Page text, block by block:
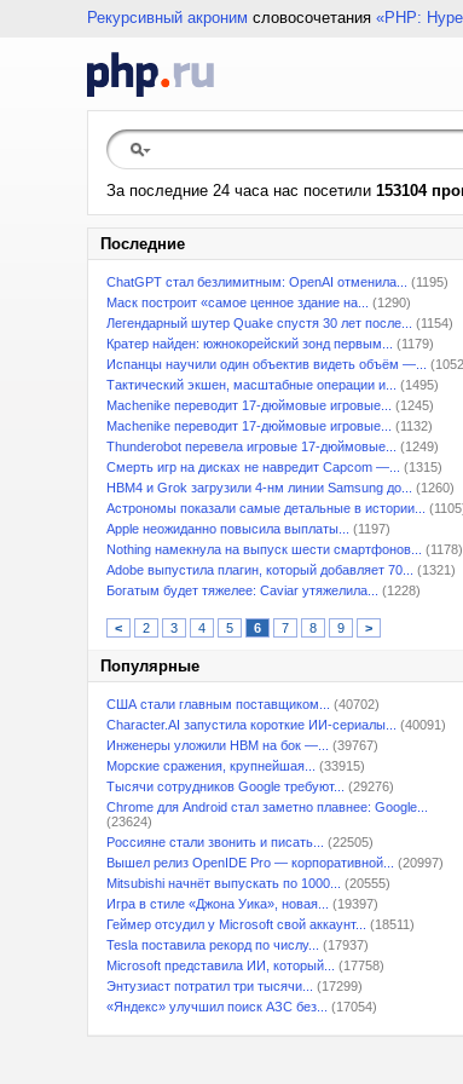
Рекурсивный акроним словосочетания «PHP:
За последние 24 часа нас посетили 153104
Последние
ChatGPT стал безлимитным: OpenAI отменила...
(1195)
Маск построит «самое ценное здание на...
(1290)
Легендарный шутер Quake спустя 30 лет после...
(1154)
Кратер найден: южнокорейский зонд первым...
(1179)
Испанцы научили один объектив видеть объём —...
Тактический экшен, масштабные операции и...
(1495)
Machenike переводит 17-дюймовые игровые...
(1245)
Machenike переводит 17-дюймовые игровые...
(1132)
Thunderobot перевела игровые 17-дюймовые...
(1249)
Смерть игр на дисках не навредит Capcom —...
(1315)
HBM4 и Grok загрузили 4-нм линии Samsung до...
(1260)
Астрономы показали самые детальные в истории...
Apple неожиданно повысила выплаты...
(1197)
Nothing намекнула на выпуск шести смартфонов...
(1178)
Adobe выпустила плагин, который добавляет 70...
(1321)
Богатым будет тяжелее: Caviar утяжелила...
(1228)
< 2 3 4 5 6 7 8 9 >
Популярные
США стали главным поставщиком...
(40702)
Character.AI запустила короткие ИИ-сериалы...
(40091)
Инженеры уложили HBM на бок —...
(39767)
Морские сражения, крупнейшая...
(33915)
Тысячи сотрудников Google требуют...
(29276)
Chrome для Android стал заметно плавнее: Google...
(23624)
Россияне стали звонить и писать...
(22505)
Вышел релиз OpenIDE Pro — корпоративной...
(20997)
Mitsubishi начнёт выпускать по 1000...
(20555)
Игра в стиле «Джона Уика», новая...
(19397)
Геймер отсудил у Microsoft свой аккаунт...
(18511)
Tesla поставила рекорд по числу...
(17937)
Microsoft представила ИИ, который...
(17758)
Энтузиаст потратил три тысячи...
(17299)
«Яндекс» улучшил поиск АЗС без...
(17054)